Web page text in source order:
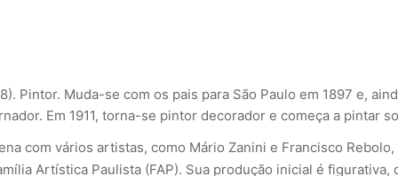
Pintor. Muda-se com os pais para São Paulo em 1897 e,
Em 1911, torna-se pintor decorador e começa a pintar
com vários artistas, como Mário Zanini e Francisco
Artística Paulista (FAP). Sua produção inicial é